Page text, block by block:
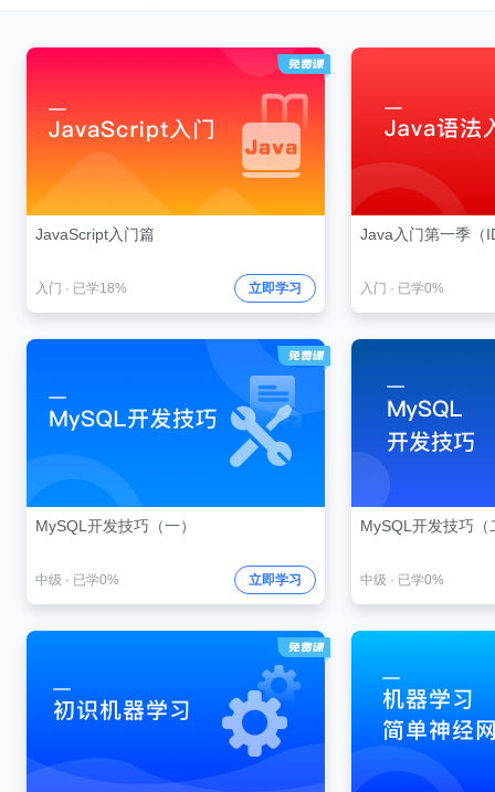
JavaScript入门篇
入门 · 已学18% 立即学习
Java入门第一季（
入门 · 已学0%
MySQL开发技巧（一）
中级 · 已学0% 立即学习
MySQL开发技巧（
中级 · 已学0%